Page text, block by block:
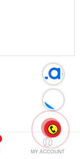
MY ACCOUNT